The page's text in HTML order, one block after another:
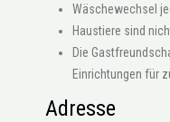
Wäschewechsel
Haustiere sind
Die
Einrichtungen für
Adresse